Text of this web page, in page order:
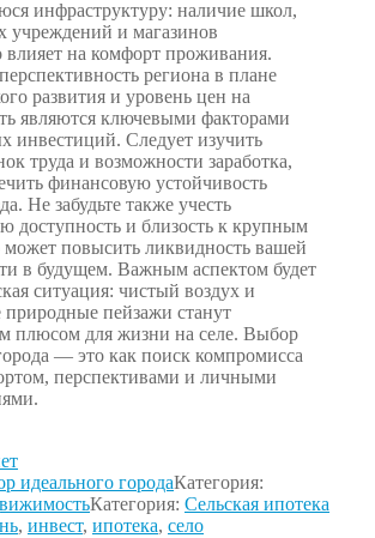
инфраструктуру: наличие школ,
учреждений и магазинов
влияет на комфорт проживания.
региона в плане
развития и уровень цен на
являются ключевыми факторами
инвестиций. Следует изучить
труда и возможности заработка,
финансовую устойчивость
Не забудьте также учесть
доступность и близость к крупным
может повысить ликвидность вашей
в будущем. Важным аспектом будет
ситуация: чистый воздух и
пейзажи станут
плюсом для жизни на селе. Выбор
— это как поиск компромисса
перспективами и личными
идеального городаКатегория:
Категория: Сельская ипотека
, инвест, ипотека, село